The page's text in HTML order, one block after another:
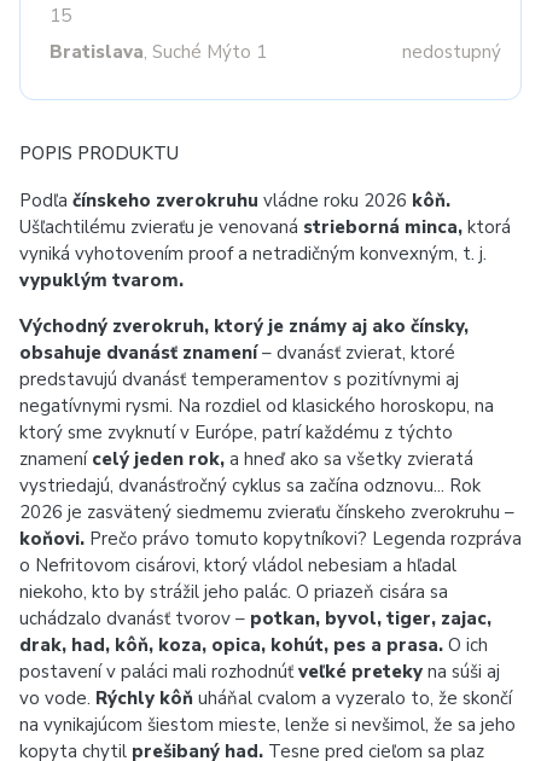
15
Bratislava, Suché Mýto 1 nedostupný
POPIS PRODUKTU
Podľa čínskeho zverokruhu vládne roku 2026 kôň.
Ušľachtilému zvieraťu je venovaná strieborná minca, ktorá
vyniká vyhotovením proof a netradičným konvexným, t. j.
vypuklým tvarom.
Východný zverokruh, ktorý je známy aj ako čínsky,
obsahuje dvanásť znamení– dvanásť zvierat, ktoré
predstavujú dvanásť temperamentov s pozitívnymi aj
negatívnymi rysmi. Na rozdiel od klasického horoskopu, na
ktorý sme zvyknutí v Európe, patrí každému z týchto
znamení celý jeden rok, a hneď ako sa všetky zvieratá
vystriedajú, dvanásťročný cyklus sa začína odznovu... Rok
2026 je zasvätený siedmemu zvieraťu čínskeho zverokruhu –
koňovi. Prečo právo tomuto kopytníkovi? Legenda rozpráva
o Nefritovom cisárovi, ktorý vládol nebesiam a hľadal
niekoho, kto by strážil jeho palác. O priazeň cisára sa
uchádzalo dvanásť tvorov – potkan, byvol, tiger, zajac,
drak, had, kôň, koza, opica, kohút, pes a prasa. O ich
postavení v paláci mali rozhodnúťveľké preteky na súši aj
vo vode. Rýchly kôň uháňal cvalom a vyzeralo to, že skončí
na vynikajúcom šiestom mieste, lenže si nevšimol, že sa jeho
kopyta chytil prešibaný had. Tesne pred cieľom sa plaz